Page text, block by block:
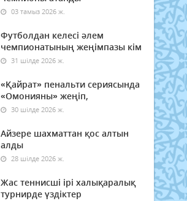
03 тамыз 2026 ж.
Футболдан келесі әлем
чемпионатының жеңімпазы кім
31 шілде 2026 ж.
«Қайрат» пенальти сериясында
«Омонияны» жеңіп,
30 шілде 2026 ж.
Айзере шахматтан қос алтын
алды
28 шілде 2026 ж.
Жас теннисші ірі халықаралық
турнирде үздіктер